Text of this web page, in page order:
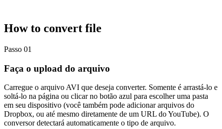
How to convert file
Passo 01
Faça o upload do arquivo
Carregue o arquivo AVI que deseja converter. Somente é arrastá-lo e
soltá-lo na página ou clicar no botão azul para escolher uma pasta
em seu dispositivo (você também pode adicionar arquivos do
Dropbox, ou até mesmo diretamente de um URL do YouTube). O
conversor detectará automaticamente o tipo de arquivo.